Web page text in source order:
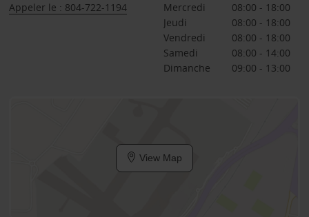
Appeler le : 804-722-1194
Mercredi
08:00 - 18:00
Jeudi
08:00 - 18:00
Vendredi
08:00 - 18:00
Samedi
08:00 - 14:00
Dimanche
09:00 - 13:00
View Map